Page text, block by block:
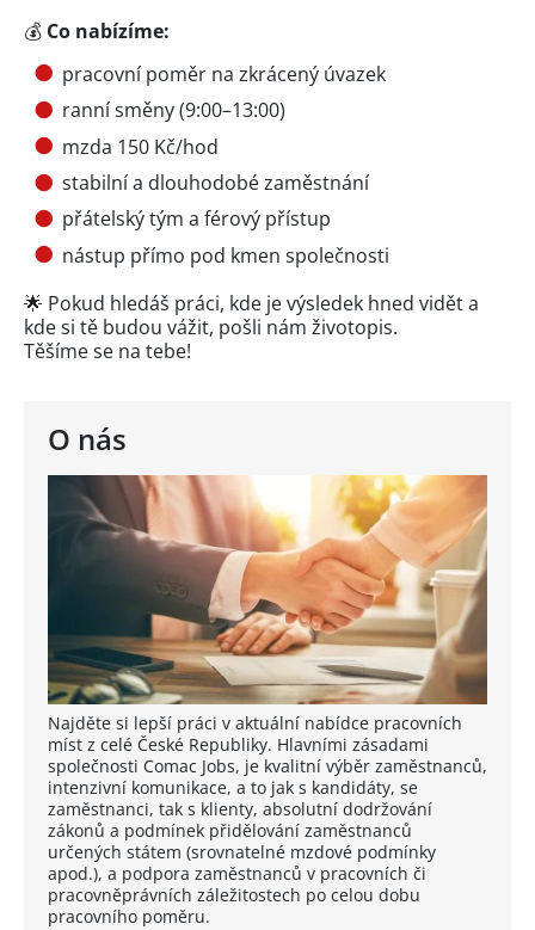
O nás
Najděte si lepší práci v aktuální nabídce pracovních
míst z celé České Republiky. Hlavními zásadami
společnosti Comac Jobs, je kvalitní výběr zaměstnanců,
intenzivní komunikace, a to jak s kandidáty, se
zaměstnanci, tak s klienty, absolutní dodržování
zákonů a podmínek přidělování zaměstnanců
určených státem (srovnatelné mzdové podmínky
apod.), a podpora zaměstnanců v pracovních či
pracovněprávních záležitostech po celou dobu
pracovního poměru.
💰 Co nabízíme:
pracovní poměr na zkrácený úvazek
ranní směny (9:00–13:00)
mzda 150 Kč/hod
stabilní a dlouhodobé zaměstnání
přátelský tým a férový přístup
nástup přímo pod kmen společnosti
🌟 Pokud hledáš práci, kde je výsledek hned vidět a
kde si tě budou vážit, pošli nám životopis.
Těšíme se na tebe!